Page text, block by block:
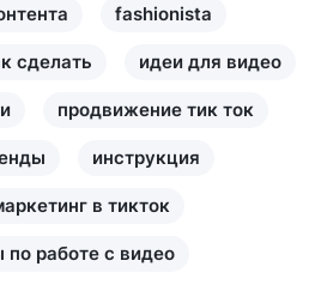
fashionista
сделать идеи для видео
продвижение тик ток
инструкция
в тикток
по работе с видео